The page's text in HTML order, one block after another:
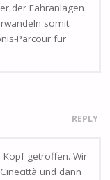
der Fahranlagen
somit
Parcour für
REPLY
Kopf getroffen. Wir
und dann